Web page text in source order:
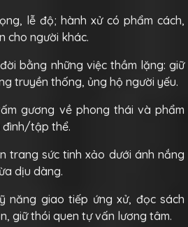
lễ độ; hành xử có phẩm cách,
cho người khác.
bằng những việc thầm lặng: giữ
truyền thống, ủng hộ người yếu.
gương về phong thái và phẩm
đình/tập thể.
trang sức tinh xảo dưới ánh nắng
dịu dàng.
năng giao tiếp ứng xử, đọc sách
giữ thói quen tự vấn lương tâm.